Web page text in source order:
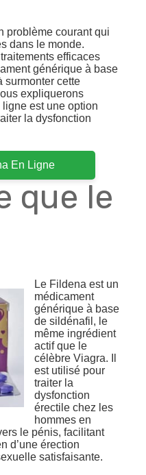
problème courant qui
dans le monde.
efficaces
générique à base
surmonter cette
expliquerons
est une option
la dysfonction
En Ligne
que le
Le Fildena est un
médicament
générique à base
de sildénafil, le
même ingrédient
actif que le
célèbre Viagra. Il
est utilisé pour
traiter la
dysfonction
érectile chez les
hommes en
le pénis, facilitant
d’une érection
satisfaisante.